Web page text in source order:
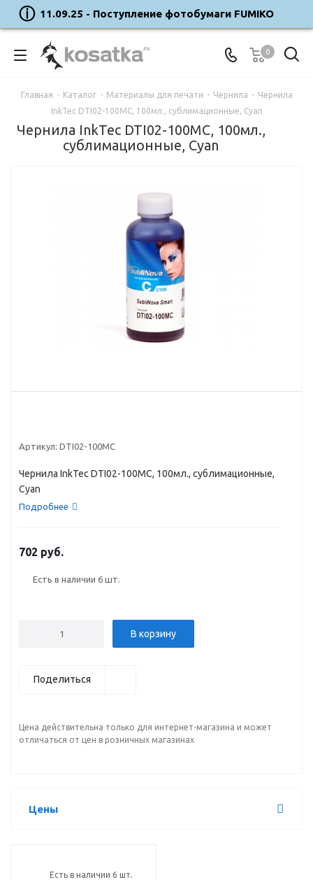
11.09.25 - Поступление фотобумаги FUMIKO
0
Главная - Каталог - Материалы для печати - Чернила - Чернила
InkTec DTI02-100MC, 100мл., сублимационные, Cyan
Чернила InkTec DTI02-100MC, 100мл.,
сублимационные, Cyan
Артикул: DTI02-100MC
Чернила InkTec DTI02-100MC, 100мл., сублимационные,
Cyan
Подробнее
702 руб.
Есть в наличии 6 шт.
В корзину
Поделиться
Цена действительна только для интернет-магазина и может
отличаться от цен в розничных магазинах
Цены
Есть в наличии 6 шт.